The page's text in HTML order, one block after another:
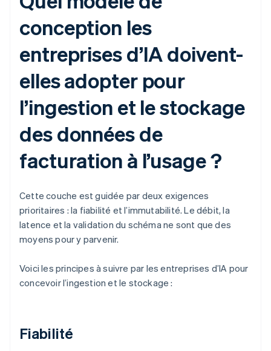
conception les
entreprises d’IA doivent-
elles adopter pour
l’ingestion et le stockage
des données de
facturation à l’usage ?
Cette couche est guidée par deux exigences
prioritaires : la fiabilité et l’immutabilité. Le débit, la
latence et la validation du schéma ne sont que des
moyens pour y parvenir.
Voici les principes à suivre par les entreprises d’IA pour
concevoir l’ingestion et le stockage :
Fiabilité